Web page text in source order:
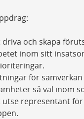
och skapa
inom sitt
för
så väl inom
representant